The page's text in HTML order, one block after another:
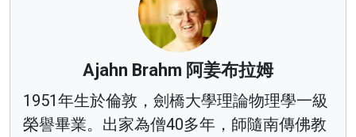
Ajahn Brahm 阿姜布拉姆
1951年生於倫敦，劍橋大學理論物理學一級
榮譽畢業。出家為僧40多年，師隨南傳佛教